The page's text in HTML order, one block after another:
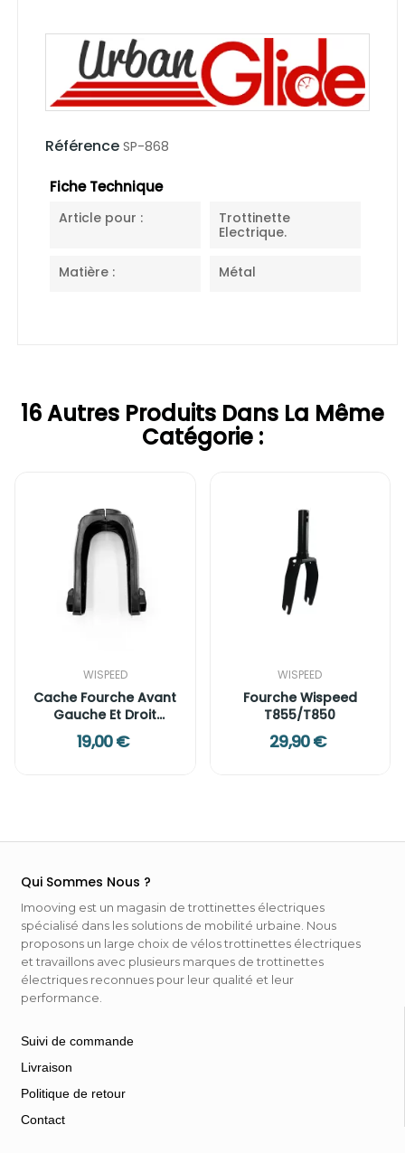
Référence SP-868
Fiche Technique
Article pour :
Trottinette
Electrique.
Matière : Métal
16 Autres Produits Dans La Même
Catégorie :
WISPEED
Cache Fourche Avant
Gauche Et Droit
Wispeed T850
19,00 €
WISPEED
Fourche Wispeed
T855/T850
29,90 €
Qui Sommes Nous ?
Imooving est un magasin de trottinettes électriques
spécialisé dans les solutions de mobilité urbaine. Nous
proposons un large choix de vélos trottinettes électriques
et travaillons avec plusieurs marques de trottinettes
électriques reconnues pour leur qualité et leur
performance.
Suivi de commande
Livraison
Politique de retour
Contact